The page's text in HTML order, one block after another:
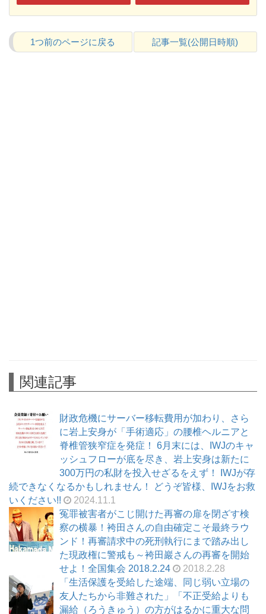
1つ前のページに戻る 記事一覧(公開日時順)
関連記事
財政危機にサーバー移転費用が加わり、さら
に岩上安身が「手術適応」の腰椎ヘルニアと
脊椎管狭窄症を発症！ 6月末には、IWJのキャ
ッシュフローが底を尽き、岩上安身は新たに
300万円の私財を投入せざるをえず！ IWJが存
続できなくなるかもしれません！ どうぞ皆様、IWJをお救
いください!!
2024.11.1
冤罪被害者がこじ開けた再審の扉を閉ざす検
察の横暴！袴田さんの自由確定こそ最終ラウ
ンド！再審請求中の死刑執行にまで踏み出し
た現政権に警戒も～袴田巖さんの再審を開始
せよ！全国集会 2018.2.24
2018.2.28
「生活保護を受給した途端、同じ弱い立場の
友人たちから非難された」「不正受給よりも
漏給（ろうきゅう）の方がはるかに重大な問